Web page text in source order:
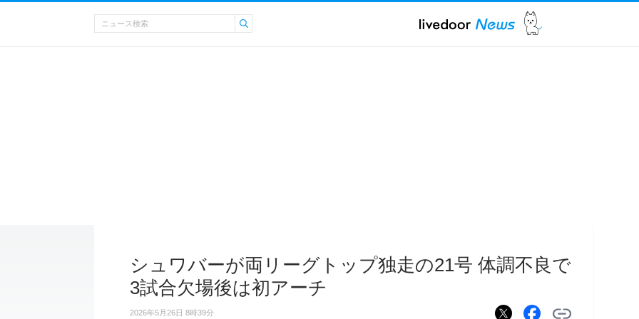
シュワバーが両リーグトップ独走の21号 体調不良で
3試合欠場後は初アーチ
2026年5月26日 8時39分